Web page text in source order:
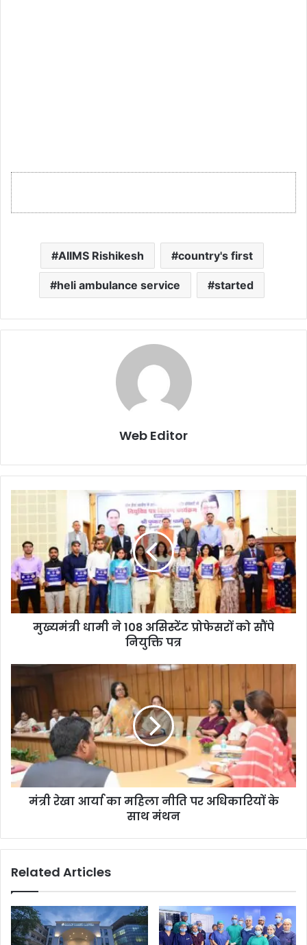
AIIMS Rishikesh country's first
heli ambulance service started
Web Editor
मुख्यमंत्री धामी ने 108 असिस्टेंट प्रोफेसरों को सौंपे
नियुक्ति पत्र
मंत्री रेखा आर्या का महिला नीति पर अधिकारियों के
साथ मंथन
Related Articles